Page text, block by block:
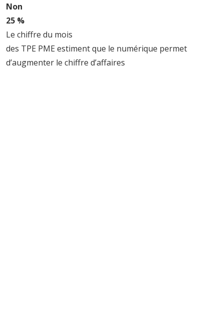
Non
25 %
Le chiffre du mois
des TPE PME estiment que le numérique permet
d’augmenter le chiffre d’affaires